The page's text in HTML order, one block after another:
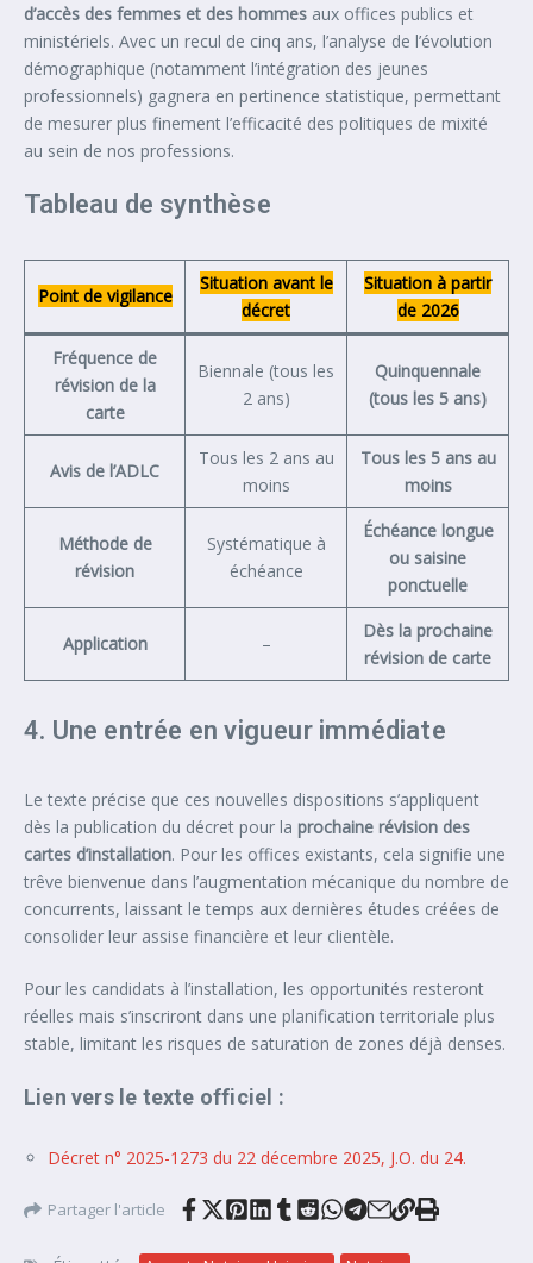
d’accès des femmes et des hommes aux offices publics et
ministériels. Avec un recul de cinq ans, l’analyse de l’évolution
démographique (notamment l’intégration des jeunes
professionnels) gagnera en pertinence statistique, permettant
de mesurer plus finement l’efficacité des politiques de mixité
au sein de nos professions.
Tableau de synthèse
Point de vigilance
Situation avant le
décret
Situation à partir
de 2026
Fréquence de
révision de la
carte
Biennale (tous les
2 ans)
Quinquennale
(tous les 5 ans)
Avis de l’ADLC
Tous les 2 ans au
moins
Tous les 5 ans au
moins
Méthode de
révision
Systématique à
échéance
Échéance longue
ou saisine
ponctuelle
Application –
Dès la prochaine
révision de carte
4. Une entrée en vigueur immédiate
Le texte précise que ces nouvelles dispositions s’appliquent
dès la publication du décret pour la prochaine révision des
cartes d’installation. Pour les offices existants, cela signifie une
trêve bienvenue dans l’augmentation mécanique du nombre de
concurrents, laissant le temps aux dernières études créées de
consolider leur assise financière et leur clientèle.
Pour les candidats à l’installation, les opportunités resteront
réelles mais s’inscriront dans une planification territoriale plus
stable, limitant les risques de saturation de zones déjà denses.
Lien vers le texte officiel :
Décret n° 2025-1273 du 22 décembre 2025, J.O. du 24.
Partager l'article